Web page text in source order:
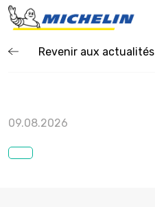
Revenir aux actualités
09.08.2026